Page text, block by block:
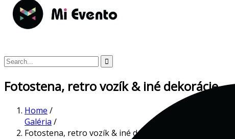
Fotostena, retro vozík & iné dekorácie
Home /
Galéria /
Fotostena, retro vozík & iné dekorácie